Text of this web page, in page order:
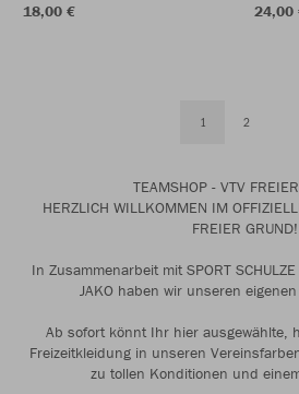
18,00 €
24,00
1 2
TEAMSHOP - VTV
HERZLICH WILLKOMMEN IM
FREIER GRUND!
In Zusammenarbeit mit SPORT
JAKO haben wir unseren
Ab sofort könnt Ihr hier ausgewählte,
Freizeitkleidung in unseren
zu tollen Konditionen und